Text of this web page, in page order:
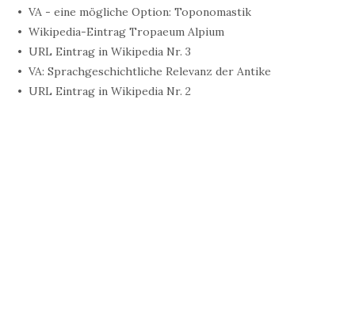
VA - eine mögliche Option: Toponomastik
Wikipedia-Eintrag Tropaeum Alpium
URL Eintrag in Wikipedia Nr. 3
VA: Sprachgeschichtliche Relevanz der Antike
URL Eintrag in Wikipedia Nr. 2